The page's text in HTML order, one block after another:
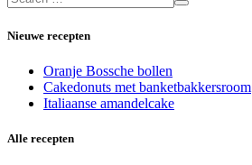
Nieuwe recepten
Oranje Bossche bollen
Cakedonuts met banketbakkersroom
Italiaanse amandelcake
Alle recepten